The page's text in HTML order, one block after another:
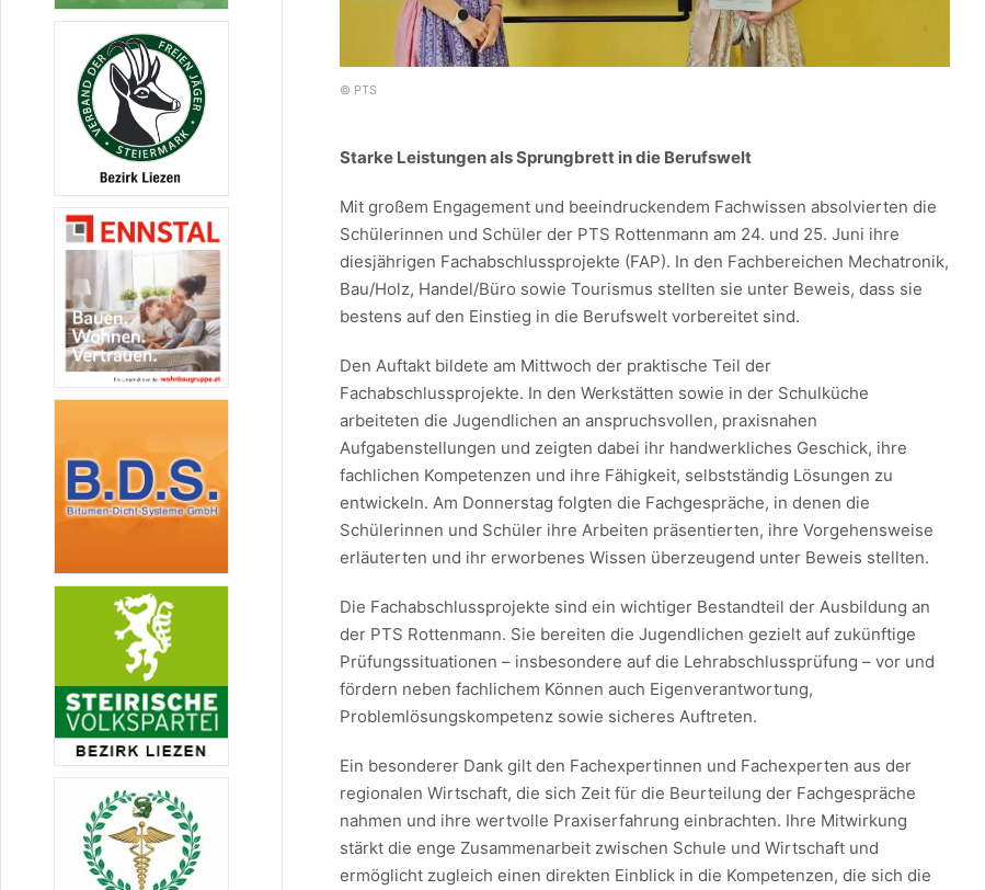
© PTS
Starke Leistungen als Sprungbrett in die Berufswelt
Mit großem Engagement und beeindruckendem Fachwissen absolvierten die
Schülerinnen und Schüler der PTS Rottenmann am 24. und 25. Juni ihre
diesjährigen Fachabschlussprojekte (FAP). In den Fachbereichen Mechatronik,
Bau/Holz, Handel/Büro sowie Tourismus stellten sie unter Beweis, dass sie
bestens auf den Einstieg in die Berufswelt vorbereitet sind.
Den Auftakt bildete am Mittwoch der praktische Teil der
Fachabschlussprojekte. In den Werkstätten sowie in der Schulküche
arbeiteten die Jugendlichen an anspruchsvollen, praxisnahen
Aufgabenstellungen und zeigten dabei ihr handwerkliches Geschick, ihre
fachlichen Kompetenzen und ihre Fähigkeit, selbstständig Lösungen zu
entwickeln. Am Donnerstag folgten die Fachgespräche, in denen die
Schülerinnen und Schüler ihre Arbeiten präsentierten, ihre Vorgehensweise
erläuterten und ihr erworbenes Wissen überzeugend unter Beweis stellten.
Die Fachabschlussprojekte sind ein wichtiger Bestandteil der Ausbildung an
der PTS Rottenmann. Sie bereiten die Jugendlichen gezielt auf zukünftige
Prüfungssituationen – insbesondere auf die Lehrabschlussprüfung – vor und
fördern neben fachlichem Können auch Eigenverantwortung,
Problemlösungskompetenz sowie sicheres Auftreten.
Ein besonderer Dank gilt den Fachexpertinnen und Fachexperten aus der
regionalen Wirtschaft, die sich Zeit für die Beurteilung der Fachgespräche
nahmen und ihre wertvolle Praxiserfahrung einbrachten. Ihre Mitwirkung
stärkt die enge Zusammenarbeit zwischen Schule und Wirtschaft und
ermöglicht zugleich einen direkten Einblick in die Kompetenzen, die sich die